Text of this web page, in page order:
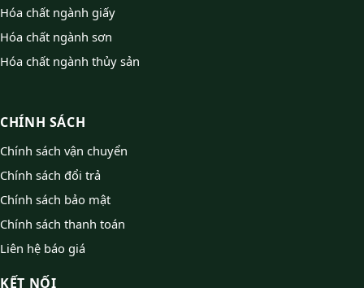
Hóa chất ngành giấy
Hóa chất ngành sơn
Hóa chất ngành thủy sản
CHÍNH SÁCH
Chính sách vận chuyển
Chính sách đổi trả
Chính sách bảo mật
Chính sách thanh toán
Liên hệ báo giá
KẾT NỐI